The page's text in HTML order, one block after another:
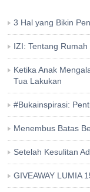
3 Hal yang Bikin
IZI: Tentang
Ketika Anak
Tua Lakukan
#Bukainspirasi:
Menembus Batas
Setelah Kesulitan
GIVEAWAY LUMIA